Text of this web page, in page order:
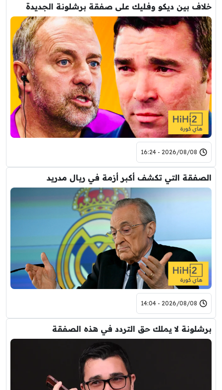
خلاف بين ديكو وفليك على صفقة برشلونة الجديدة
2026/08/08 - 16:24
الصفقة التي تكشف أكبر أزمة في ريال مدريد
2026/08/08 - 14:04
برشلونة لا يملك حق التردد في هذه الصفقة